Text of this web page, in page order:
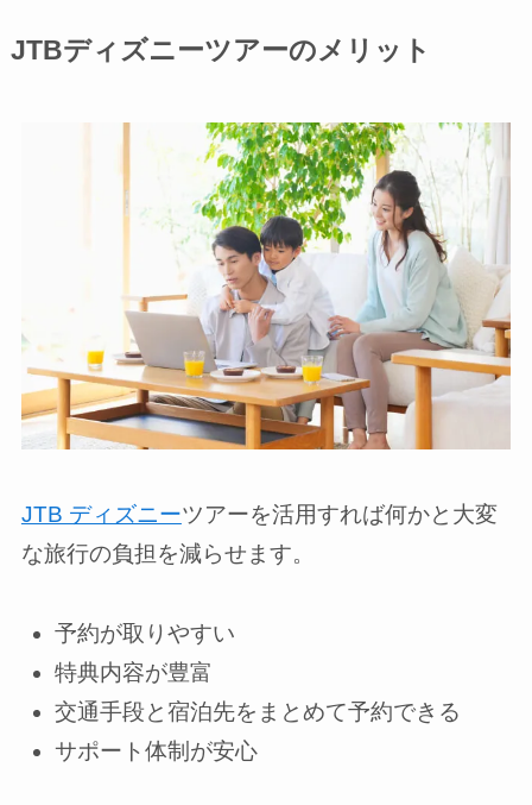
JTBディズニーツアーのメリット
JTB ディズニーツアーを活用すれば何かと大変
な旅行の負担を減らせます。
予約が取りやすい
特典内容が豊富
交通手段と宿泊先をまとめて予約できる
サポート体制が安心